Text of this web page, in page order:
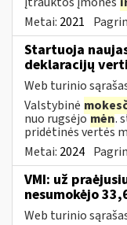
Metai: 2021
Startuoja
deklaracijų
Web turinio
Valstybinė
nuo rugsėjomėn.
pridėtinės vertės
Metai: 2024
VMI: už
nesumokėjo
Web turinio